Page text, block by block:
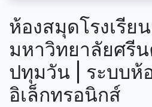
ห้องสมุดโรงเรีย
มหาวิทยาลัยศรี
ปทุมวัน | ระบบห้
อิเล็กทรอนิกส์